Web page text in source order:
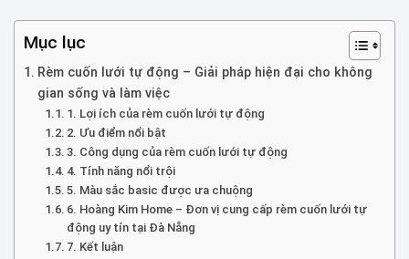
Mục lục
Rèm cuốn lưới tự động – Giải pháp hiện đại cho không
gian sống và làm việc
1. Lợi ích của rèm cuốn lưới tự động
2. Ưu điểm nổi bật
3. Công dụng của rèm cuốn lưới tự động
4. Tính năng nổi trội
5. Màu sắc basic được ưa chuộng
6. Hoàng Kim Home – Đơn vị cung cấp rèm cuốn lưới tự
động uy tín tại Đà Nẵng
7. Kết luận